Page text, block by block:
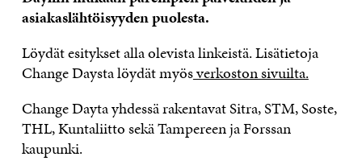
asiakaslähtöisyyden puolesta.
Löydät esitykset alla olevista linkeistä. Lisätietoja
Change Daysta löydät myösverkoston sivuilta.
Change Dayta yhdessä rakentavat Sitra, STM, Soste,
THL, Kuntaliitto sekä Tampereen ja Forssan
kaupunki.